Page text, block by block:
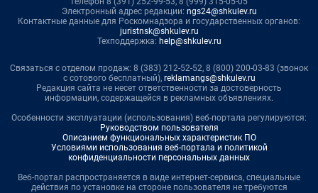
Электронный адрес редакции: ngs24@shkulev.ru
Контактные данные для Роскомнадзора и государственных органов:
juristnsk@shkulev.ru
Техподдержка: help@shkulev.ru
Связаться с отделом продаж: 8 (383) 212-52-52, 8 (800) 200-03-83 (звонок
с сотового бесплатный), reklamangs@shkulev.ru
Редакция сайта не несет ответственности за достоверность
информации, содержащейся в рекламных объявлениях.
Особенности эксплуатации (использования) веб-портала регулируются:
Руководством пользователя
Описанием функциональных характеристик ПО
Условиями использования веб-портала и политикой
конфиденциальности персональных данных
Веб-портал распространяется в виде интернет-сервиса, специальные
действия по установке на стороне пользователя не требуются